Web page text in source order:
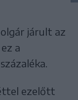
járult az
a
ezelőtt